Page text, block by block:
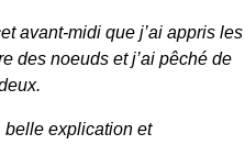
avant-midi que j’ai appris les
des noeuds et j’ai pêché de
belle explication et